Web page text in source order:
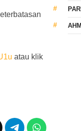
atau klik